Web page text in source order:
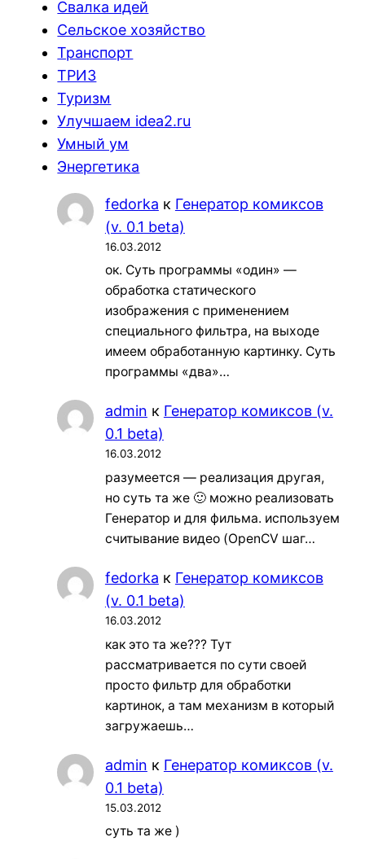
Свалка идей
Сельское хозяйство
Транспорт
ТРИЗ
Туризм
Улучшаем idea2.ru
Умный ум
Энергетика
fedorka к Генератор комиксов
(v. 0.1 beta)
16.03.2012
ок. Суть программы «один» —
обработка статического
изображения с применением
специального фильтра, на выходе
имеем обработанную картинку. Суть
программы «два»…
admin к Генератор комиксов (v.
0.1 beta)
16.03.2012
разумеется — реализация другая,
но суть та же 🙂 можно реализовать
Генератор и для фильма. используем
считывание видео (OpenCV шаг…
fedorka к Генератор комиксов
(v. 0.1 beta)
16.03.2012
как это та же??? Тут
рассматривается по сути своей
просто фильтр для обработки
картинок, а там механизм в который
загружаешь…
admin к Генератор комиксов (v.
0.1 beta)
15.03.2012
суть та же )